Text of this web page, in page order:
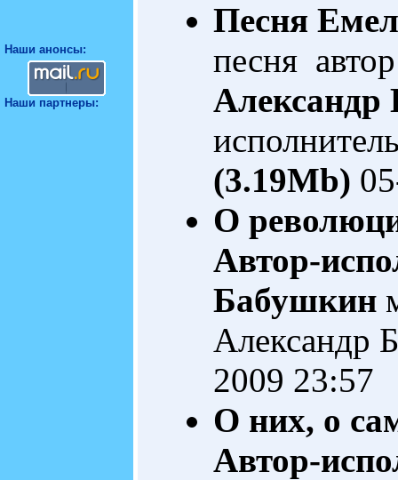
Наши анонсы:
Наши партнеры:
Песня
песня
(3.19Mb)
О
Автор-
Бабушкин
Александр
2009 23:57
О них, о
Автор-